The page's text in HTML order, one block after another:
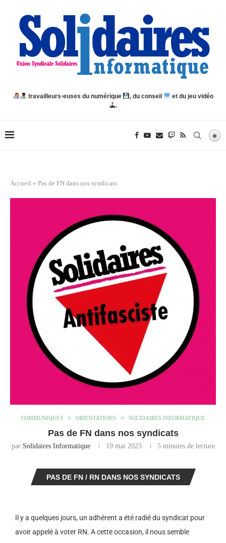
travailleurs⋅euses du numérique , du conseil
et du jeu vidéo
.
Accueil » Pas de FN dans nos syndicats
COMMUNIQUÉS ORIENTATIONS SOLIDAIRES INFORMATIQUE
Pas de FN dans nos syndicats
par Solidaires Informatique 19 mai 2023 5 minutes de lecture
PAS DE FN / RN DANS NOS SYNDICATS
Il y a quelques jours, un adhérent a été radié du syndicat pour
avoir appelé à voter RN. A cette occasion, il nous semble